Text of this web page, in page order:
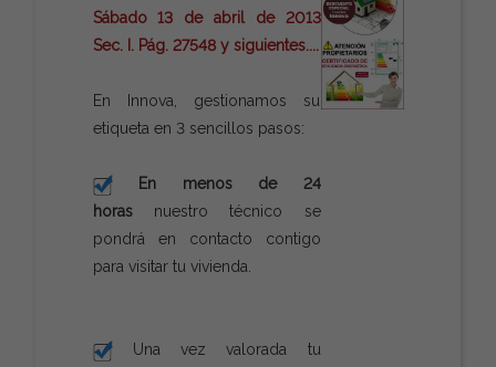
Sábado 13 de abril de 2013
Sec. I. Pág. 27548 y siguientes....
En Innova, gestionamos su
etiqueta en 3 sencillos pasos:
En menos de 24
horasnuestro técnico se
pondrá en contacto contigo
para visitar tu vivienda.
Una vez valorada tu